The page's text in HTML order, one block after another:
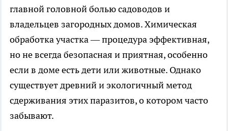
главной головной болью садоводов и
владельцев загородных домов. Химическая
обработка участка — процедура эффективная,
но не всегда безопасная и приятная, особенно
если в доме есть дети или животные. Однако
существует древний и экологичный метод
сдерживания этих паразитов, о котором часто
забывают.